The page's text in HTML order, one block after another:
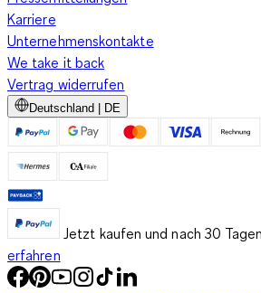
Karriere
Unternehmenskontakte
We take it back
Vertrag widerrufen
Deutschland | DE
Jetzt kaufen und nach 30
erfahren